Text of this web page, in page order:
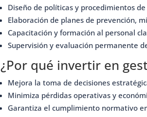
Diseño de políticas y procedimientos
Elaboración de planes de prevención,
Capacitación y formación al personal
Supervisión y evaluación permanente
¿Por qué invertir en
Mejora la toma de decisiones
Minimiza pérdidas operativas y
Garantiza el cumplimiento normativo